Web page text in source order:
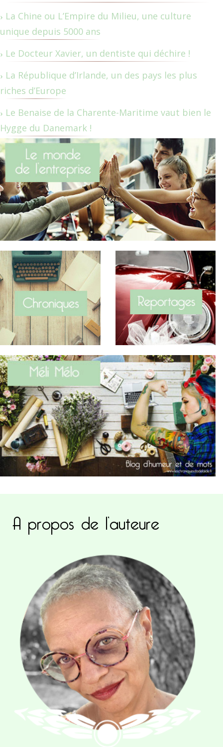
La Chine ou L’Empire du Milieu, une culture
unique depuis 5000 ans
Le Docteur Xavier, un dentiste qui déchire !
La République d’Irlande, un des pays les plus
riches d’Europe
Le Benaise de la Charente-Maritime vaut bien le
Hygge du Danemark !
A propos de l’auteure